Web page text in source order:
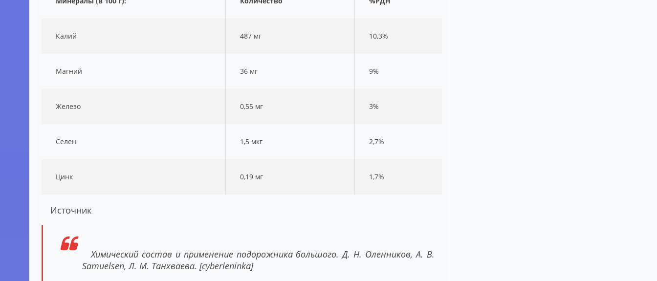
Калий 487 мг 10,3%
Магний 36 мг 9%
Железо 0,55 мг 3%
Селен 1,5 мкг 2,7%
Цинк 0,19 мг 1,7%
Источник
Химический состав и применение подорожника большого. Д. Н. Оленников, A. B.
Samuelsen, Л. М. Танхваева. [cyberleninka]